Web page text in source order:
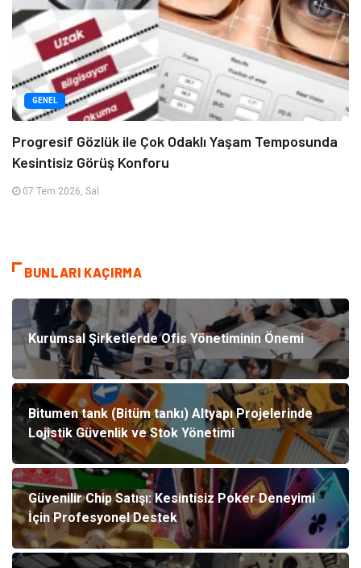
GENEL
Progresif Gözlük ile Çok Odaklı Yaşam Temposunda
Kesintisiz Görüş Konforu
07 Tem 2026, Sal
BUNLARI KAÇIRMA
Kurumsal Şirketlerde Ofis Yönetiminin Önemi
Bitumen tank (Bitüm tankı) Altyapı Projelerinde
Lojistik Güvenlik ve Stok Yönetimi
Güvenilir Chip Satışı: Kesintisiz Poker Deneyimi
İçin Profesyonel Destek